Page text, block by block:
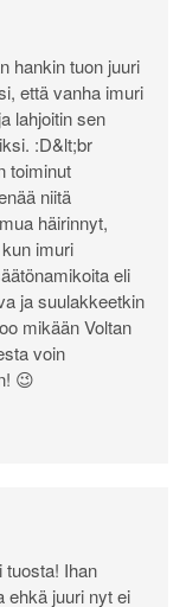
hankin tuon juuri
että vanha imuri
lahjoitin sen
:D&lt;br
toiminut
niitä
häirinnyt,
imuri
eli
ja suulakkeetkin
mikään Voltan
voin
😉
tuosta! Ihan
ehkä juuri nyt ei